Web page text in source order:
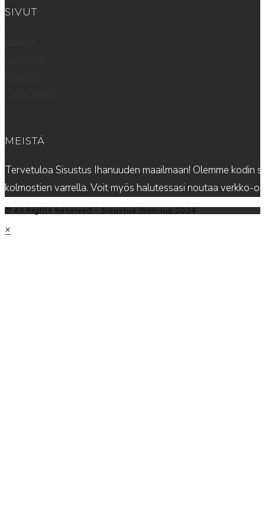
SIVUT
MEISTÄ
Tervetuloa Sisustus Ihanuuden maailmaan! Olemme kodin
kolmostien varrella. Voit myös halutessasi noutaa verkko-
© All Rights Reserved - Sisustus Ihanuus 2024
×